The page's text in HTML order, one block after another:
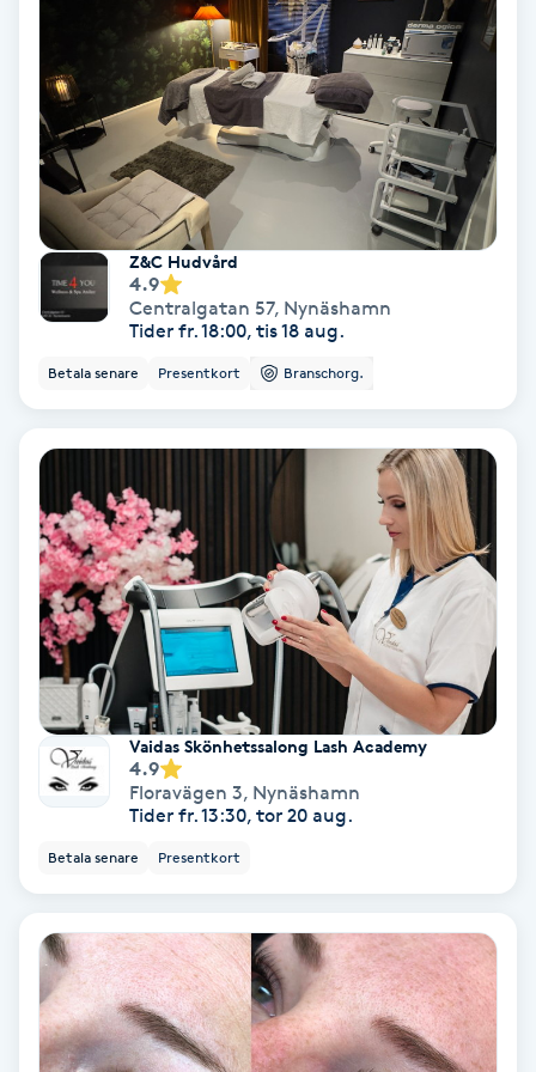
Ansiktsbehandling djuprengörande
Babylights
Balayage
Bambumassage
Barber
BIAB
Blowout
Bottenfärg
Brynformning
Brynfärgning
Brynplockning
Bröllopsuppsättning
Celluliter
Coachning
Z&C Hudvård
4.9
Centralgatan 57, Nynäshamn
Tider fr. 18:00, tis 18 aug.
Betala senare Presentkort Branschorg.
Vaidas Skönhetssalong Lash Academy
4.9
Floravägen 3, Nynäshamn
Tider fr. 13:30, tor 20 aug.
Betala senare Presentkort